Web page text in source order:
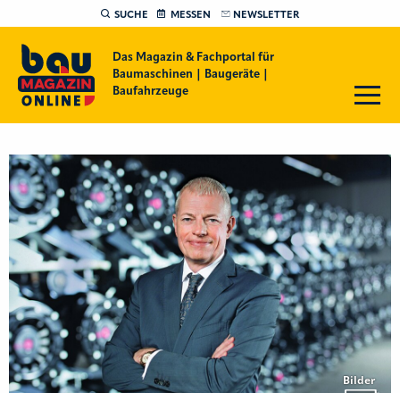
SUCHE MESSEN NEWSLETTER
Das Magazin & Fachportal für
Baumaschinen | Baugeräte |
Baufahrzeuge
Bilder